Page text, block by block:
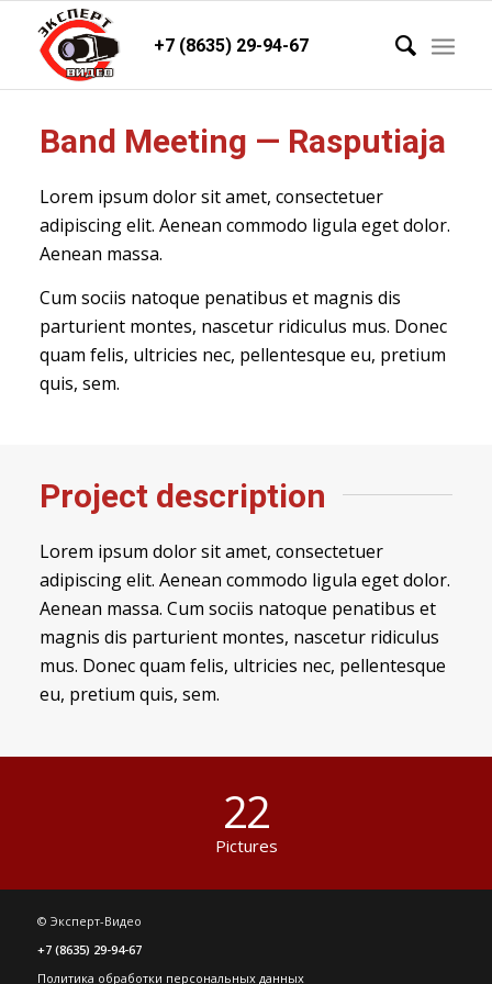
+7 (8635) 29-94-67
Band Meeting — Rasputiaja
Lorem ipsum dolor sit amet, consectetuer
adipiscing elit. Aenean commodo ligula eget dolor.
Aenean massa.
Cum sociis natoque penatibus et magnis dis
parturient montes, nascetur ridiculus mus. Donec
quam felis, ultricies nec, pellentesque eu, pretium
quis, sem.
Project description
Lorem ipsum dolor sit amet, consectetuer
adipiscing elit. Aenean commodo ligula eget dolor.
Aenean massa. Cum sociis natoque penatibus et
magnis dis parturient montes, nascetur ridiculus
mus. Donec quam felis, ultricies nec, pellentesque
eu, pretium quis, sem.
22
Pictures
© Эксперт-Видео
+7 (8635) 29-94-67
Политика обработки персональных данных